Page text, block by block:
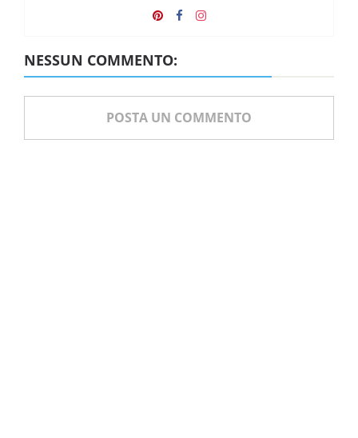
NESSUN COMMENTO:
POSTA UN COMMENTO